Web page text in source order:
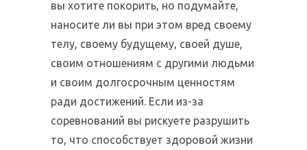
вы хотите покорить, но подумайте,
наносите ли вы при этом вред своему
телу, своему будущему, своей душе,
своим отношениям с другими людьми
и своим долгосрочным ценностям
ради достижений. Если из-за
соревнований вы рискуете разрушить
то, что способствует здоровой жизни